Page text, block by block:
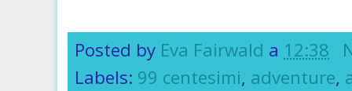
Posted by Eva Fairwald a 12:38
Labels: 99 centesimi, adventure,